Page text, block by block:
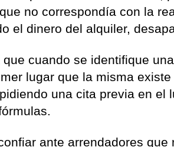
no correspondía con la
el dinero del alquiler,
cuando se identifique
lugar que la misma
una cita previa en el
ante arrendadores que